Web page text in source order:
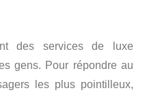
des services de luxe
gens. Pour répondre au
les plus pointilleux,